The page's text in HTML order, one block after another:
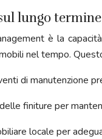
lungo termine
è la
nel tempo.
di manutenzione
finiture per
locale per